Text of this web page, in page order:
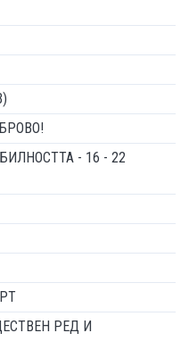
- 16 - 22
РЕД И